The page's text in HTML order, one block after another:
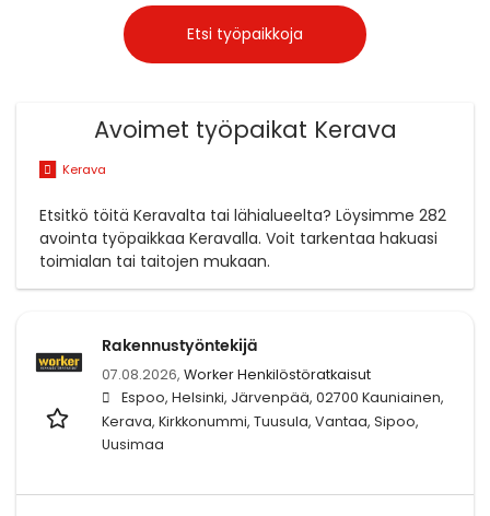
Avoimet työpaikat Kerava
Kerava
Etsitkö töitä Keravalta tai lähialueelta? Löysimme 282
avointa työpaikkaa Keravalla. Voit tarkentaa hakuasi
toimialan tai taitojen mukaan.
Rakennustyöntekijä
07.08.2026, Worker Henkilöstöratkaisut
Espoo, Helsinki, Järvenpää, 02700 Kauniainen,
Kerava, Kirkkonummi, Tuusula, Vantaa, Sipoo,
Uusimaa